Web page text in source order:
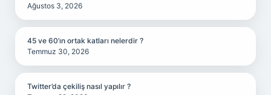
Ağustos 3, 2026
45 ve 60’ın ortak katları nelerdir ?
Temmuz 30, 2026
Twitter’da çekiliş nasıl yapılır ?